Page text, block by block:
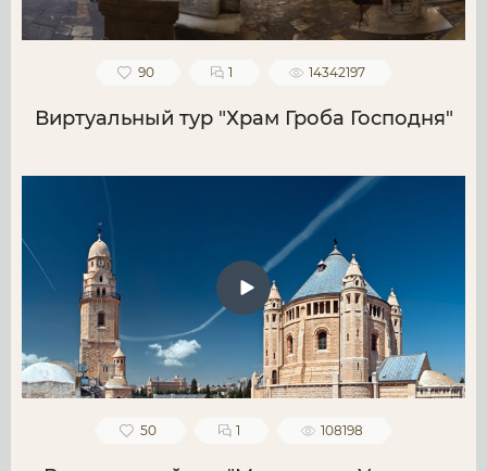
90 1 14342197
Виртуальный тур "Храм Гроба Господня"
50 1 108198